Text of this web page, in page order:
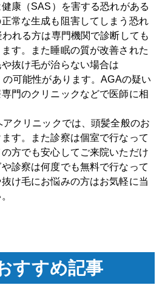
康（SAS）を害する恐れがある
常な生成も阻害してしまう恐れ
れる方は専門機関で診断しても
す。また睡眠の質が改善された
抜け毛が治らない場合は
可能性があります。AGAの疑い
門のクリニックなどで医師に相
クリニックでは、頭髪全般のお
す。また診察は個室で行なって
方でも安心してご来院いただけ
診察は何度でも無料で行なって
け毛にお悩みの方はお気軽に当
すすめ記事